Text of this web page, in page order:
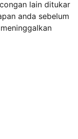
lain ditukar
anda sebelum